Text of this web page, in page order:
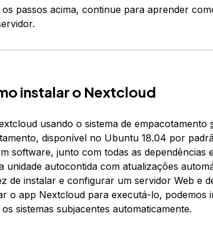
passos acima, continue para aprender
instalar o Nextcloud
usando o sistema de empacotamento
disponível no Ubuntu 18.04 por
software, junto com todas as dependências
unidade autocontida com atualizações
de instalar e configurar um servidor Web e
o app Nextcloud para executá-lo, podemos
sistemas subjacentes automaticamente.